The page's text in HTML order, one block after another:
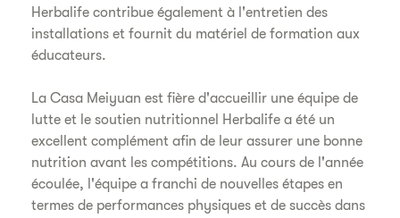
Herbalife contribue également à l'entretien des
installations et fournit du matériel de formation aux
éducateurs.
La Casa Meiyuan est fière d'accueillir une équipe de
lutte et le soutien nutritionnel Herbalife a été un
excellent complément afin de leur assurer une bonne
nutrition avant les compétitions. Au cours de l'année
écoulée, l'équipe a franchi de nouvelles étapes en
termes de performances physiques et de succès dans